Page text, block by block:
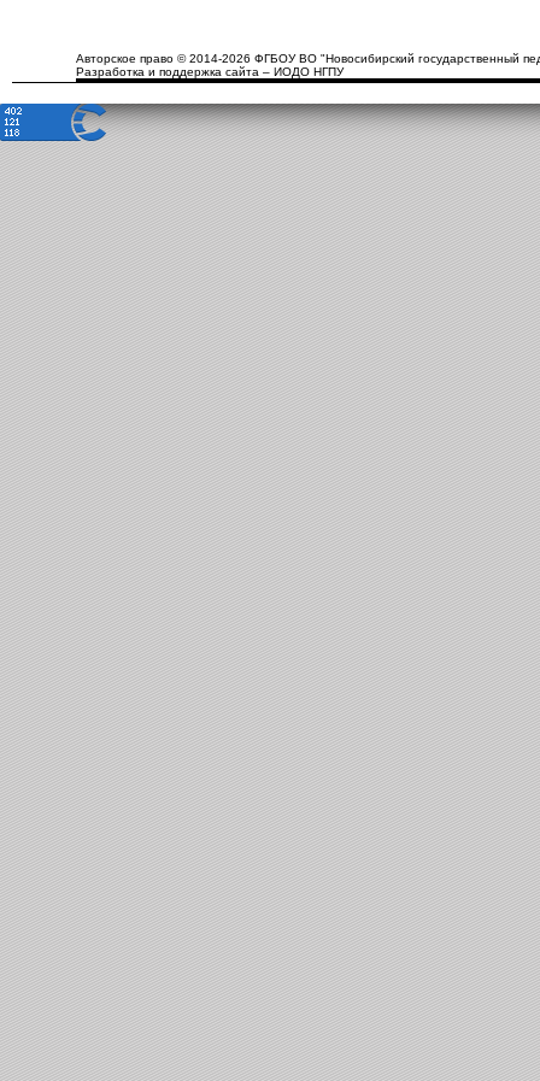
Авторское право © 2014-2026 ФГБОУ ВО "Новосибирский государственный
Разработка и поддержка сайта – ИОДО НГПУ